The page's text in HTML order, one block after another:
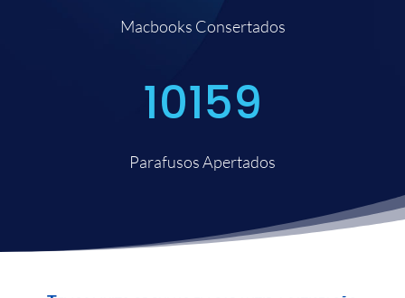
Macbooks Consertados
10159
Parafusos Apertados